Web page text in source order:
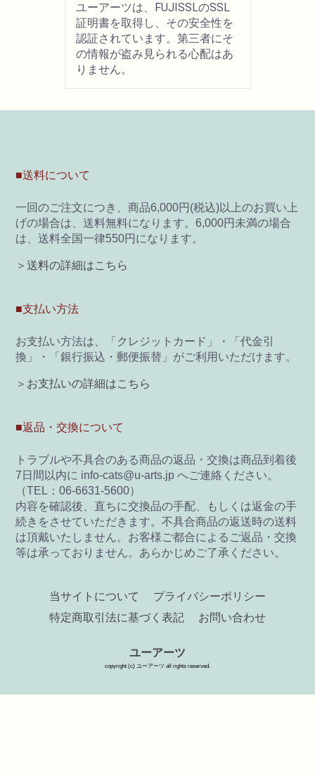
ユーアーツは、FUJISSLのSSL
証明書を取得し、その安全性を
認証されています。第三者にそ
の情報が盗み見られる心配はあ
りません。
■送料について
一回のご注文につき、商品6,000円(税込)以上のお買い上
げの場合は、送料無料になります。6,000円未満の場合
は、送料全国一律550円になります。
＞送料の詳細はこちら
■支払い方法
お支払い方法は、「クレジットカード」・「代金引
換」・「銀行振込・郵便振替」がご利用いただけます。
＞お支払いの詳細はこちら
■返品・交換について
トラブルや不具合のある商品の返品・交換は商品到着後
7日間以内に info-cats@u-arts.jp へご連絡ください。
（TEL：06-6631-5600）
内容を確認後、直ちに交換品の手配、もしくは返金の手
続きをさせていただきます。不具合商品の返送時の送料
は頂戴いたしません。お客様ご都合によるご返品・交換
等は承っておりません。あらかじめご了承ください。
当サイトについて
プライバシーポリシー
特定商取引法に基づく表記
お問い合わせ
ユーアーツ
copyright (c) ユーアーツ all rights reserved.
雑貨
書籍